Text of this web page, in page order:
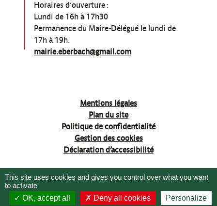
Horaires d’ouverture :
Lundi de 16h à 17h30
Permanence du Maire-Délégué le lundi de
17h à 19h.
mairie.eberbach@gmail.com
Mentions légales
Plan du site
Politique de confidentialité
Gestion des cookies
Déclaration d’accessibilité
This site uses cookies and gives you control over what you want
to activate
OK, accept all
Deny all cookies Personalize